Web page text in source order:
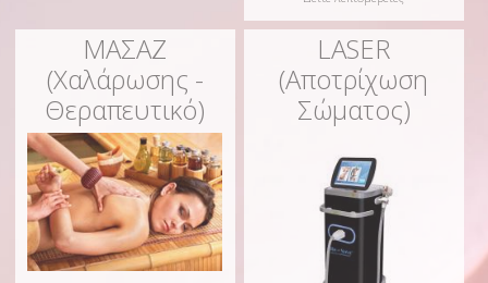
ΜΑΣΑΖ
(Χαλάρωσης -
Θεραπευτικό)
LASER
(Αποτρίχωση
Σώματος)